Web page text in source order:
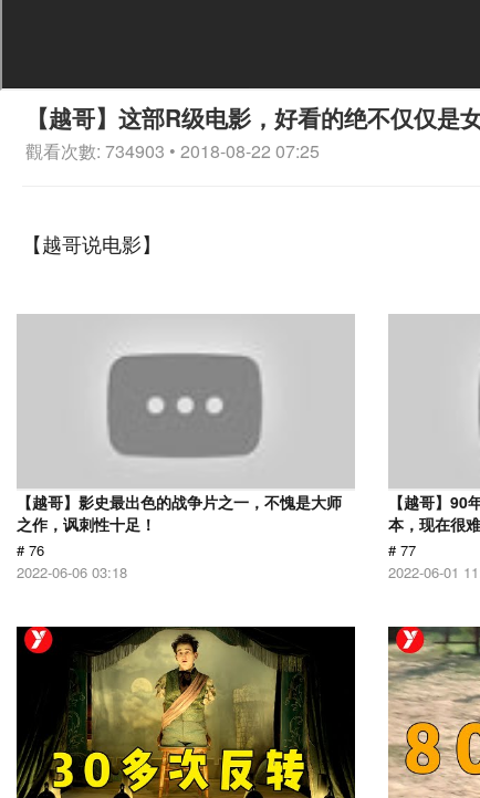
【越哥】这部R级电影，好看的绝不仅仅是
觀看次數: 734903 • 2018-08-22 07:25
【越哥说电影】
【越哥】影史最出色的战争片之一，不愧是大师
之作，讽刺性十足！
# 76
2022-06-06 03:18
【越哥】90
本，现在很
# 77
2022-06-01